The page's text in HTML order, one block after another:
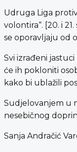
Udruga Liga
volontira“. [20. i
se oporavljaju od
Svi izrađeni
će ih pokloniti
kako bi ublažili
Sudjelovanjem u
nesebičnog
Sanja Andračić